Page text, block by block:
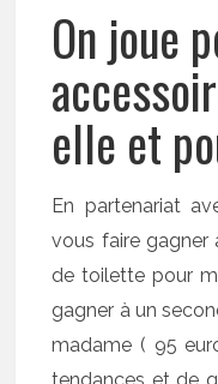
On joue
elle et
En partenariat
vous faire gagner
de toilette pour
gagner à un
madame ( 95